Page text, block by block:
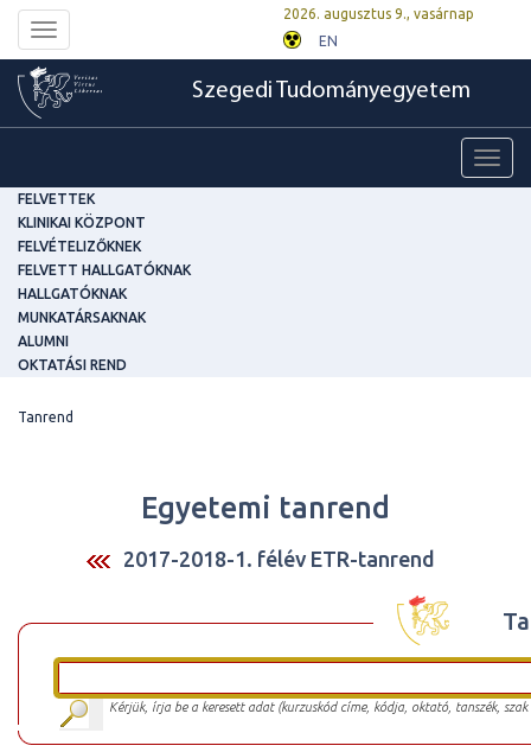
Toggle
navigation
2026. augusztus 9., vasárnap
EN
Szegedi Tudományegyetem
FELVETTEK
KLINIKAI KÖZPONT
FELVÉTELIZŐKNEK
FELVETT HALLGATÓKNAK
HALLGATÓKNAK
MUNKATÁRSAKNAK
ALUMNI
OKTATÁSI REND
Tanrend
Egyetemi tanrend
2017-2018-1. félév ETR-tanrend
Kérjük, írja be a keresett adat (kurzuskód címe, kódja, oktató, tanszék,